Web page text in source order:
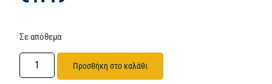
Σε απόθεμα
Προσθήκη στο καλάθι